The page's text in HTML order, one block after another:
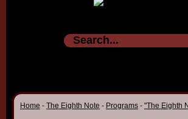
Home - The Eighth Note - Programs - "The Eighth